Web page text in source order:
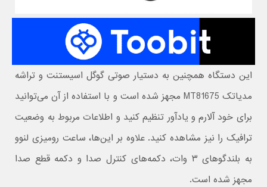
این دستگاه همچنین به دستیار صوتی گوگل اسیستنت و تراشه
مدیاتک MT81675 مجهز شده است و با استفاده از آن می‌توانید
برای خود آلارم و یادآور تنظیم کنید و اطلاعات مربوط به وضعیت
ترافیک را نیز مشاهده کنید. علاوه بر این‌ها، ساعت رومیزی لنوو
به بلندگوهای ۳ وات، دکمه‌های کنترل صدا و دکمه قطع صدا
مجهز شده است.